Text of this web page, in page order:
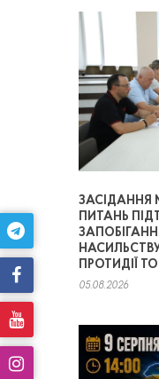
ЗАСІДАННЯ
ПИТАНЬ
ПРОТИДІЇ
05.08.2026